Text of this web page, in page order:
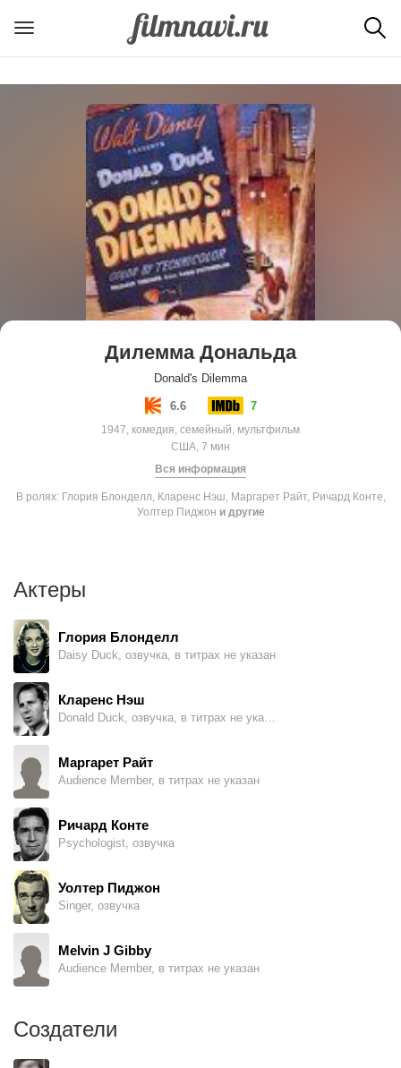
Дилемма Дональда
Donald's Dilemma
6.6 7
1947, комедия, семейный, мультфильм
США, 7 мин
Вся информация
В ролях: Глория Блонделл, Кларенс Нэш, Маргарет Райт, Ричард Конте,
Уолтер Пиджон и другие
Актеры
Глория Блонделл
Daisy Duck, озвучка, в титрах не указан
Кларенс Нэш
Donald Duck, озвучка, в титрах не указан
Маргарет Райт
Audience Member, в титрах не указан
Ричард Конте
Psychologist, озвучка
Уолтер Пиджон
Singer, озвучка
Melvin J Gibby
Audience Member, в титрах не указан
Создатели